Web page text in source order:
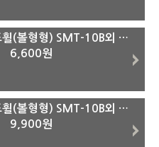
[스마토]아이드휠(볼형형) SMT-10B외 SMT-40B
6,600원
[스마토]아이드휠(볼형형) SMT-10B외 SMT-30B
9,900원